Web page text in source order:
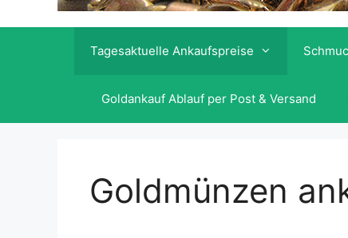
Tagesaktuelle Ankaufspreise
Goldankauf Ablauf per Post & Versand
Goldmünzen